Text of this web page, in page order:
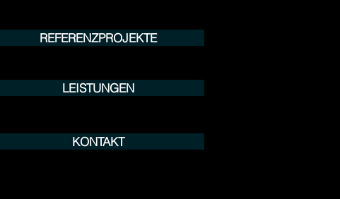
KONTAKT
LEISTUNGEN
REFERENZPROJEKTE